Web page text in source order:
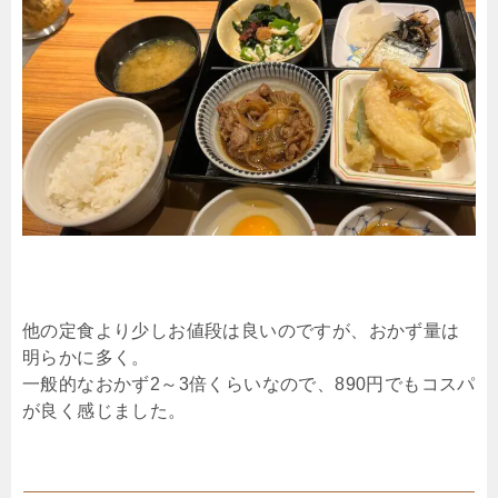
他の定食より少しお値段は良いのですが、おかず量は
明らかに多く。
一般的なおかず2～3倍くらいなので、890円でもコスパ
が良く感じました。